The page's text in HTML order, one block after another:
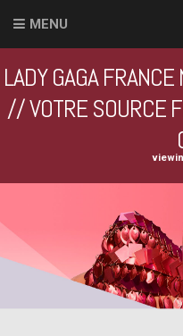
MENU
LADY GAGA
// VOTRE SOURCE